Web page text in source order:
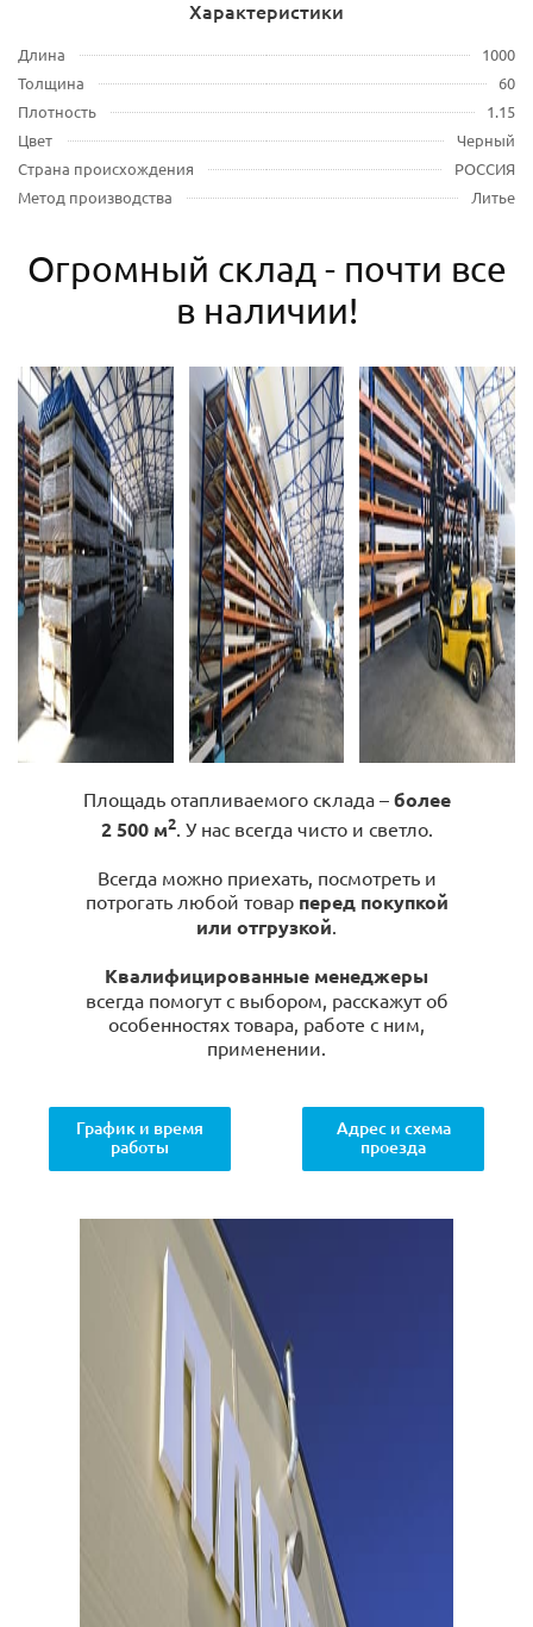
Характеристики
Длина
1000
Толщина
60
Плотность
1.15
Цвет
Черный
Страна происхождения
РОССИЯ
Метод производства
Литье
Огромный склад - почти все
в наличии!
Площадь отапливаемого склада – более
2 500 м2. У нас всегда чисто и светло.
Всегда можно приехать, посмотреть и
потрогать любой товар перед покупкой
или отгрузкой.
Квалифицированные менеджеры
всегда помогут с выбором, расскажут об
особенностях товара, работе с ним,
применении.
График и время
работы
Адрес и схема
проезда